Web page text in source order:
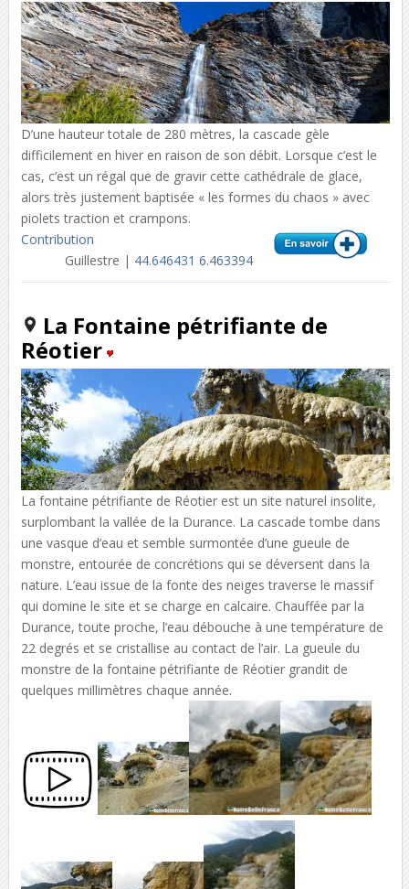
D’une hauteur totale de 280 mètres, la cascade gèle
difficilement en hiver en raison de son débit. Lorsque c’est le
cas, c’est un régal que de gravir cette cathédrale de glace,
alors très justement baptisée « les formes du chaos » avec
piolets traction et crampons.
Contribution
Guillestre | 44.646431 6.463394
La Fontaine pétrifiante de
Réotier
La fontaine pétrifiante de Réotier est un site naturel insolite,
surplombant la vallée de la Durance. La cascade tombe dans
une vasque d’eau et semble surmontée d’une gueule de
monstre, entourée de concrétions qui se déversent dans la
nature. L’eau issue de la fonte des neiges traverse le massif
qui domine le site et se charge en calcaire. Chauffée par la
Durance, toute proche, l’eau débouche à une température de
22 degrés et se cristallise au contact de l’air. La gueule du
monstre de la fontaine pétrifiante de Réotier grandit de
quelques millimètres chaque année.